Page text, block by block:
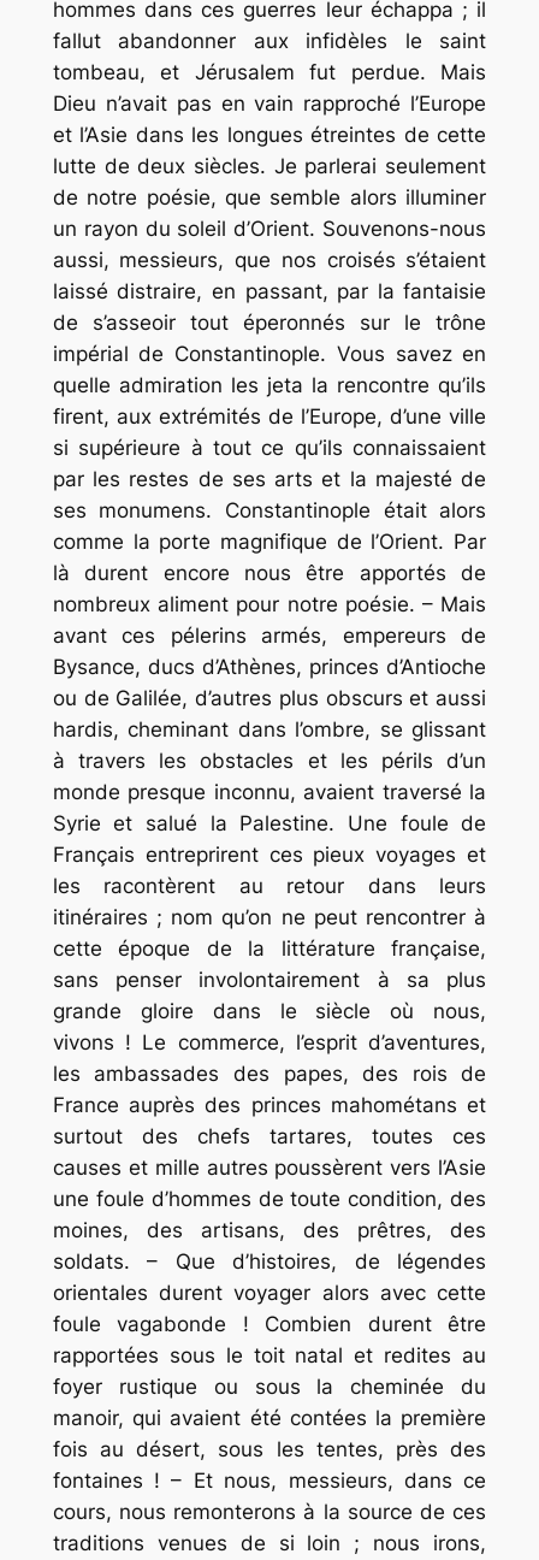
hommes dans ces guerres leur échappa ; il
fallut abandonner aux infidèles le saint
tombeau, et Jérusalem fut perdue. Mais
Dieu n’avait pas en vain rapproché l’Europe
et l’Asie dans les longues étreintes de cette
lutte de deux siècles. Je parlerai seulement
de notre poésie, que semble alors illuminer
un rayon du soleil d’Orient. Souvenons-nous
aussi, messieurs, que nos croisés s’étaient
laissé distraire, en passant, par la fantaisie
de s’asseoir tout éperonnés sur le trône
impérial de Constantinople. Vous savez en
quelle admiration les jeta la rencontre qu’ils
firent, aux extrémités de l’Europe, d’une ville
si supérieure à tout ce qu’ils connaissaient
par les restes de ses arts et la majesté de
ses monumens. Constantinople était alors
comme la porte magnifique de l’Orient. Par
là durent encore nous être apportés de
nombreux aliment pour notre poésie. – Mais
avant ces pélerins armés, empereurs de
Bysance, ducs d’Athènes, princes d’Antioche
ou de Galilée, d’autres plus obscurs et aussi
hardis, cheminant dans l’ombre, se glissant
à travers les obstacles et les périls d’un
monde presque inconnu, avaient traversé la
Syrie et salué la Palestine. Une foule de
Français entreprirent ces pieux voyages et
les racontèrent au retour dans leurs
itinéraires ; nom qu’on ne peut rencontrer à
cette époque de la littérature française,
sans penser involontairement à sa plus
grande gloire dans le siècle où nous,
vivons ! Le commerce, l’esprit d’aventures,
les ambassades des papes, des rois de
France auprès des princes mahométans et
surtout des chefs tartares, toutes ces
causes et mille autres poussèrent vers l’Asie
une foule d’hommes de toute condition, des
moines, des artisans, des prêtres, des
soldats. – Que d’histoires, de légendes
orientales durent voyager alors avec cette
foule vagabonde ! Combien durent être
rapportées sous le toit natal et redites au
foyer rustique ou sous la cheminée du
manoir, qui avaient été contées la première
fois au désert, sous les tentes, près des
fontaines ! – Et nous, messieurs, dans ce
cours, nous remonterons à la source de ces
traditions venues de si loin ; nous irons,